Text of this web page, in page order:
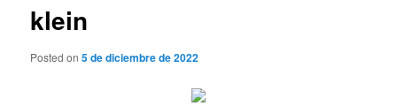
klein
Posted on5 de diciembre de 2022